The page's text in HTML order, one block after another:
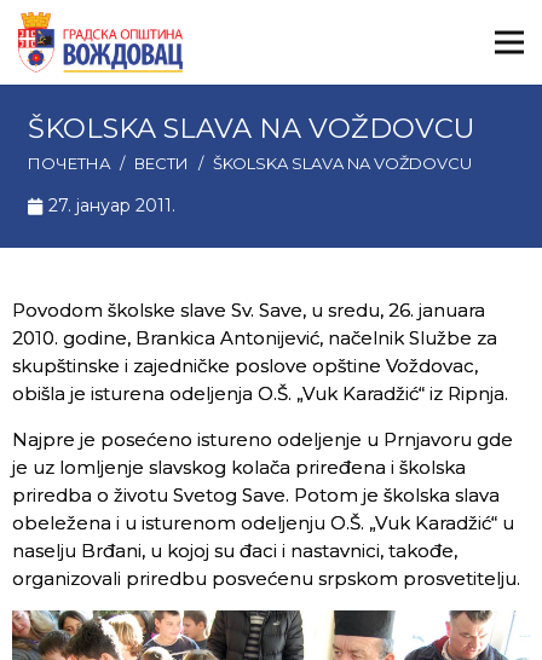
ŠKOLSKA SLAVA NA VOŽDOVCU
ПОЧЕТНА / ВЕСТИ / ŠKOLSKA SLAVA NA VOŽDOVCU
27. јануар 2011.
Povodom školske slave Sv. Save, u sredu, 26. januara
2010. godine, Brankica Antonijević, načelnik Službe za
skupštinske i zajedničke poslove opštine Voždovac,
obišla je isturena odeljenja O.Š. „Vuk Karadžić“ iz Ripnja.
Najpre je posećeno istureno odeljenje u Prnjavoru gde
je uz lomljenje slavskog kolača priređena i školska
priredba o životu Svetog Save. Potom je školska slava
obeležena i u isturenom odeljenju O.Š. „Vuk Karadžić“ u
naselju Brđani, u kojoj su đaci i nastavnici, takođe,
organizovali priredbu posvećenu srpskom prosvetitelju.